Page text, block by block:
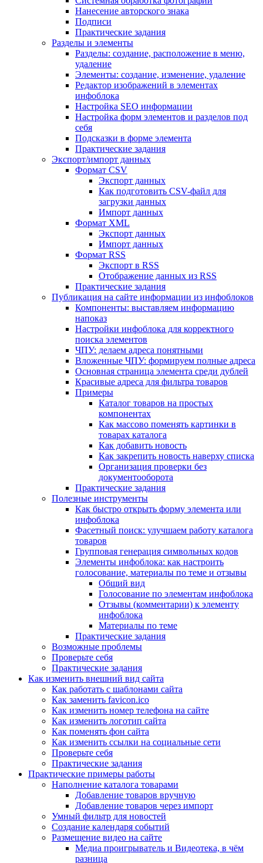
Нанесение авторского знака
Подписи
Практические задания
Разделы и элементы
Разделы: создание, расположение в меню,
удаление
Элементы: создание, изменение, удаление
Редактор изображений в элементах
инфоблока
Настройка SEO информации
Настройка форм элементов и разделов под
себя
Подсказки в форме элемента
Практические задания
Экспорт/импорт данных
Формат CSV
Экспорт данных
Как подготовить CSV-файл для
загрузки данных
Импорт данных
Формат XML
Экспорт данных
Импорт данных
Формат RSS
Экспорт в RSS
Отображение данных из RSS
Практические задания
Публикация на сайте информации из инфоблоков
Компоненты: выставляем информацию
напоказ
Настройки инфоблока для корректного
поиска элементов
ЧПУ: делаем адреса понятными
Вложенные ЧПУ: формируем полные адреса
Основная страница элемента среди дублей
Красивые адреса для фильтра товаров
Примеры
Каталог товаров на простых
компонентах
Как массово поменять картинки в
товарах каталога
Как добавить новость
Как закрепить новость наверху списка
Организация проверки без
документооборота
Практические задания
Полезные инструменты
Как быстро открыть форму элемента или
инфоблока
Фасетный поиск: улучшаем работу каталога
товаров
Групповая генерация символьных кодов
Элементы инфоблока: как настроить
голосование, материалы по теме и отзывы
Общий вид
Голосование по элементам инфоблока
Отзывы (комментарии) к элементу
инфоблока
Материалы по теме
Практические задания
Возможные проблемы
Проверьте себя
Практические задания
Как изменить внешний вид сайта
Как работать с шаблонами сайта
Как заменить favicon.ico
Как изменить номер телефона на сайте
Как изменить логотип сайта
Как поменять фон сайта
Как изменить ссылки на социальные сети
Проверьте себя
Практические задания
Практические примеры работы
Наполнение каталога товарами
Добавление товаров вручную
Добавление товаров через импорт
Умный фильтр для новостей
Создание календаря событий
Размещение видео на сайте
Медиа проигрыватель и Видеотека, в чём
разница